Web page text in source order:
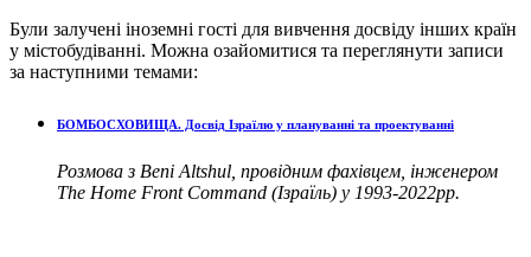
Були залучені іноземні гості для вивчення досвіду інших країн
у містобудіванні. Можна озайомитися та переглянути записи
за наступними темами:
БОМБОСХОВИЩА. Досвід Ізраїлю у плануванні та проектуванні
Розмова з Beni Altshul, провідним фахівцем, інженером
The Home Front Command (Ізраїль) у 1993-2022рр.